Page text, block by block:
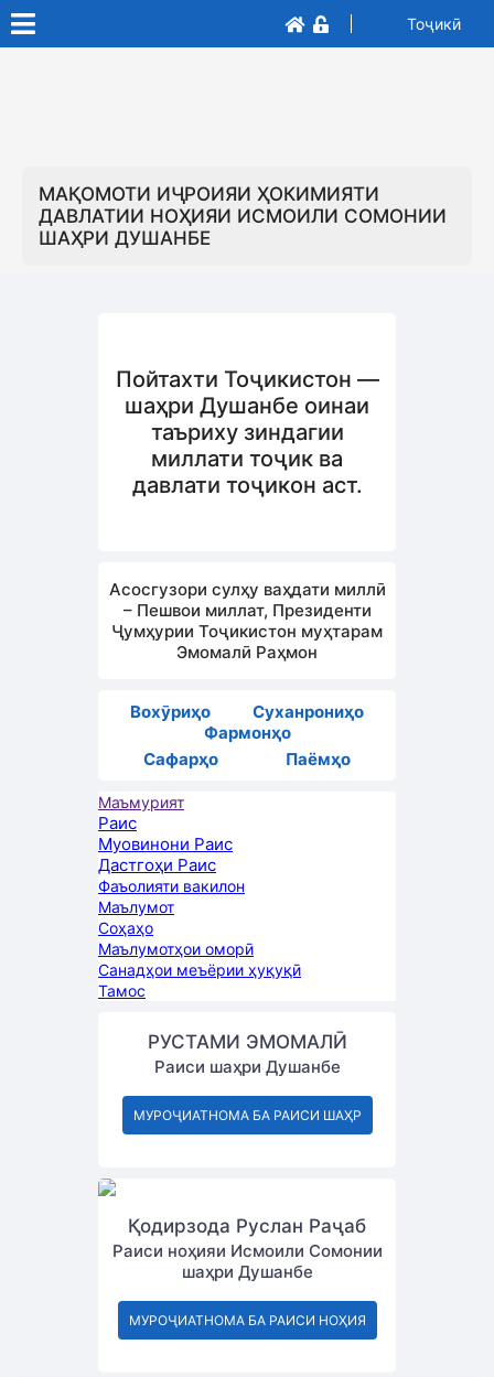
Тоҷикӣ
МАҚОМОТИ ИҶРОИЯИ ҲОКИМИЯТИ
ДАВЛАТИИ НОҲИЯИ ИСМОИЛИ СОМОНИИ
ШАҲРИ ДУШАНБЕ
Маъмурият
Раис
Муовинони Раис
Дастгоҳи Раис
Фаъолияти вакилон
Маълумот
Соҳаҳо
Маълумотҳои оморӣ
Санадҳои меъёрии ҳуқуқӣ
Тамос
РУСТАМИ ЭМОМАЛӢ
Раиси шаҳри Душанбе
МУРОҶИАТНОМА БА РАИСИ ШАҲР
Қодирзода Руслан Раҷаб
Раиси ноҳияи Исмоили Сомонии
шаҳри Душанбе
МУРОҶИАТНОМА БА РАИСИ НОҲИЯ
Пойтахти Тоҷикистон —
шаҳри Душанбе оинаи
таъриху зиндагии
миллати тоҷик ва
давлати тоҷикон аст.
Асосгузори сулҳу ваҳдати миллӣ
– Пешвои миллат, Президенти
Ҷумҳурии Тоҷикистон муҳтарам
Эмомалӣ Раҳмон
Вохӯриҳо
Суханрониҳо
Фармонҳо
Сафарҳо
Паёмҳо